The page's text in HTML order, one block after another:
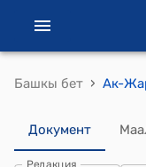
Башкы бет ›
Документ
Редакция